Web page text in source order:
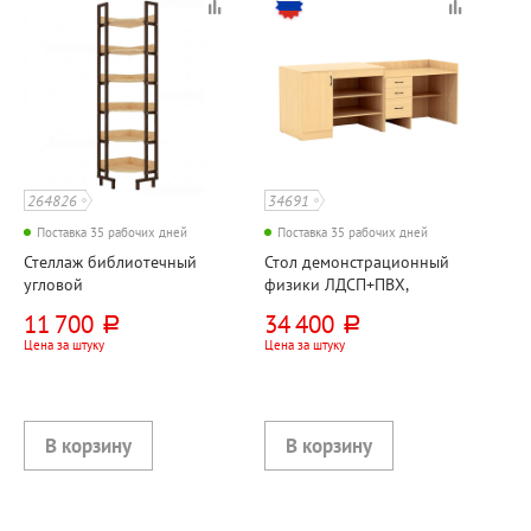
264826
Поставка 35 рабочих дней
Стеллаж библиотечный
угловой
ЛДСП+металл,
клен+коричневый
11 700 руб.
Цена за штуку
34691
Поставка 35 рабочих дней
Стол демонстрационный
физики ЛДСП+ПВХ,
клен
34 400 руб.
Цена за штуку